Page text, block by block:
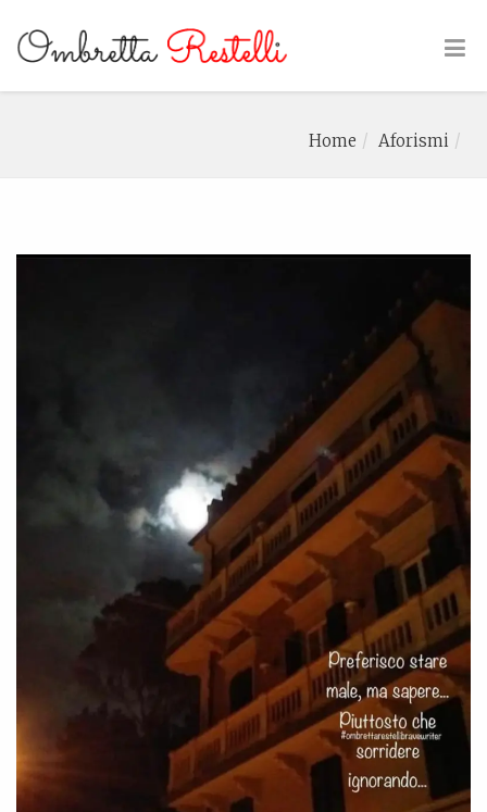
Home Aforismi